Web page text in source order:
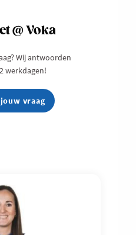
@ Voka
Wij antwoorden
werkdagen!
vraag